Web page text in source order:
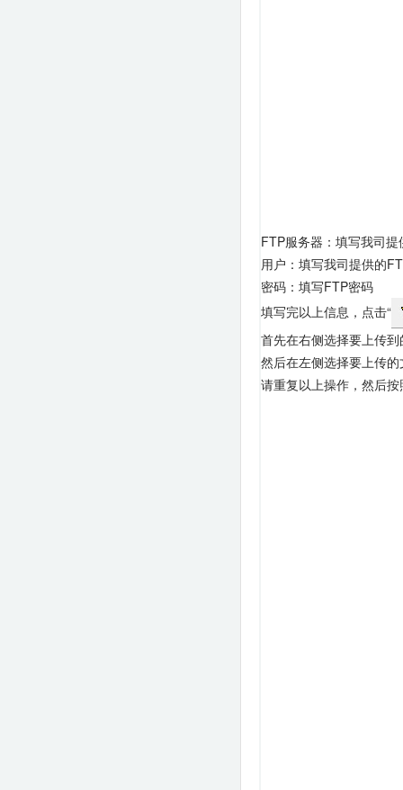
FTP服务器：填写我司
用户：填写我司提供的
密码：填写FTP密码
填写完以上信息，点击“
首先在右侧选择要上传
然后在左侧选择要上传
请重复以上操作，然后